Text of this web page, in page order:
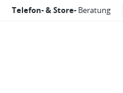
Telefon- & Store- Beratung